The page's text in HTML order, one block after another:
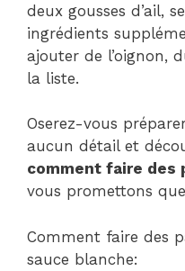
deux gousses d’ail,
ingrédients
ajouter de l’oignon,
la liste.
Oserez-vous
aucun détail et
comment faire des
vous promettons
Comment faire des
sauce blanche: